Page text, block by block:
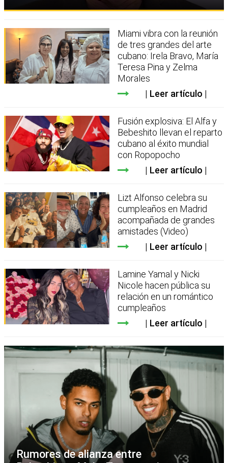
Miami vibra con la reunión
de tres grandes del arte
cubano: Irela Bravo, María
Teresa Pina y Zelma
Morales
Leer artículo
Fusión explosiva: El Alfa y
Bebeshito llevan el reparto
cubano al éxito mundial
con Ropopocho
Leer artículo
Lizt Alfonso celebra su
cumpleaños en Madrid
acompañada de grandes
amistades (Video)
Leer artículo
Lamine Yamal y Nicki
Nicole hacen pública su
relación en un romántico
cumpleaños
Leer artículo
Rumores de alianza entre